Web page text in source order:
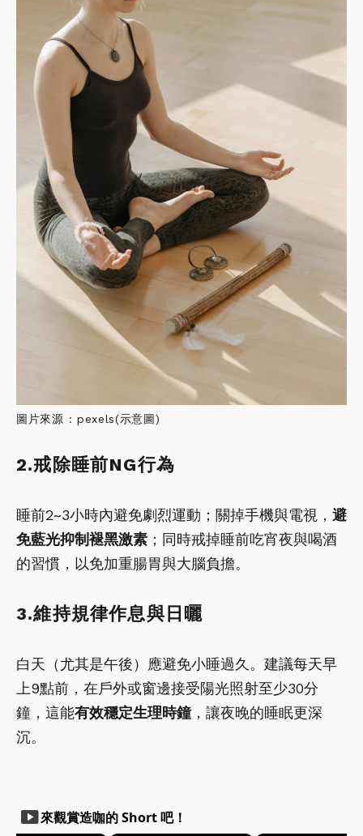
圖片來源 : pexels(示意圖)
2.戒除睡前NG行為
睡前2~3小時內避免劇烈運動；關掉手機與電視， 避
免藍光抑制褪黑激素 ；同時戒掉睡前吃宵夜與喝酒
的習慣，以免加重腸胃與大腦負擔。
3.維持規律作息與日曬
白天（尤其是午後）應避免小睡過久。建議每天早
上9點前，在戶外或窗邊接受陽光照射至少30分
鐘，這能有效穩定生理時鐘，讓夜晚的睡眠更深
沉。
smart_display來觀賞造咖的 Short 吧！